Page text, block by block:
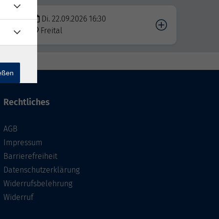
Di. 22.09.2026 16:30
Freital
Rechtliches
AGB
Impressum
Barrierefreiheit
Datenschutzerklärung
Widerrufsbelehrung
Widerruf